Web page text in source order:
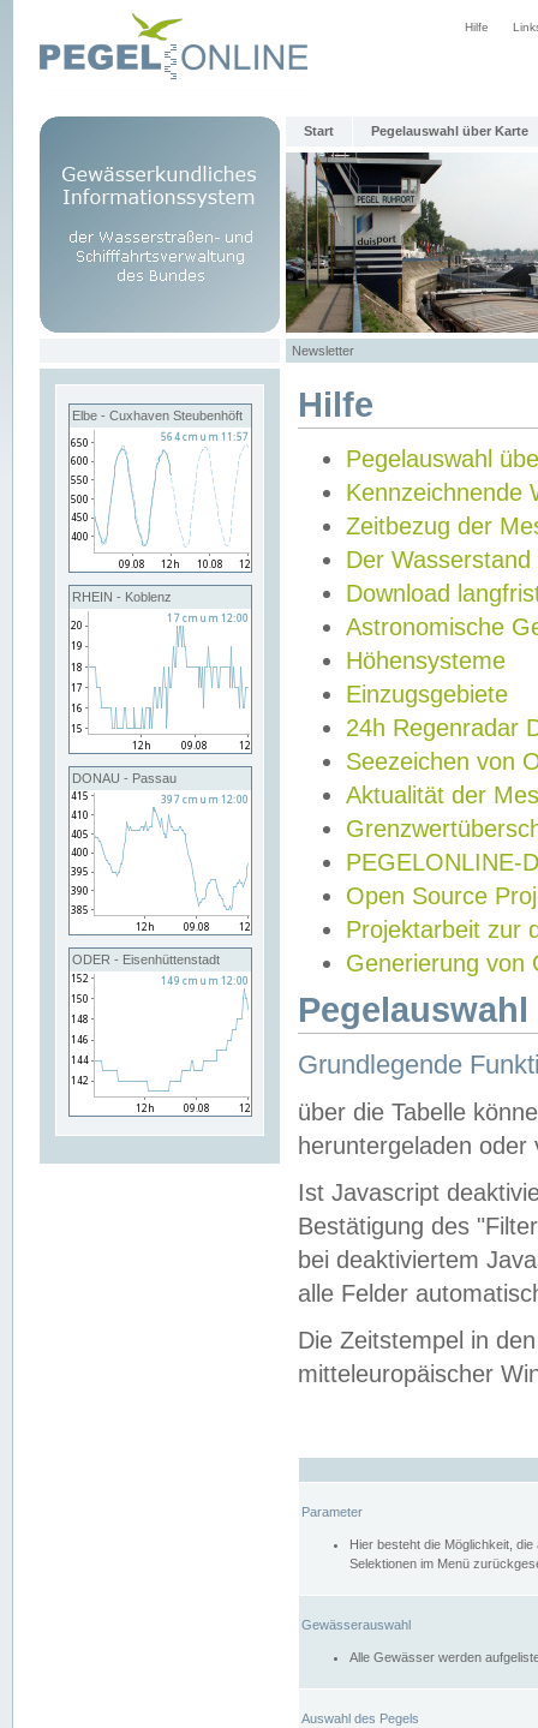
Hilfe
Start Pegelauswahl über Karte
Newsletter
Elbe - Cuxhaven Steubenhöft
RHEIN - Koblenz
DONAU - Passau
ODER - Eisenhüttenstadt
Hilfe
Pegelauswahl
Kennzeichnende
Zeitbezug der
Der Wasserstand
Download
Astronomische
Höhensysteme
Einzugsgebiete
24h Regenradar
Seezeichen von
Aktualität der
PEGELONLINE-
Open Source
Projektarbeit zur
Generierung von
Grundlegende
über die Tabelle
heruntergeladen oder
Ist Javascript
Bestätigung des
bei deaktiviertem
alle Felder
Die Zeitstempel in
mitteleuropäischer
Parameter
Hier besteht die Möglichkeit,
Selektionen im Menü
Gewässerauswahl
Alle Gewässer werden
Auswahl des Pegels